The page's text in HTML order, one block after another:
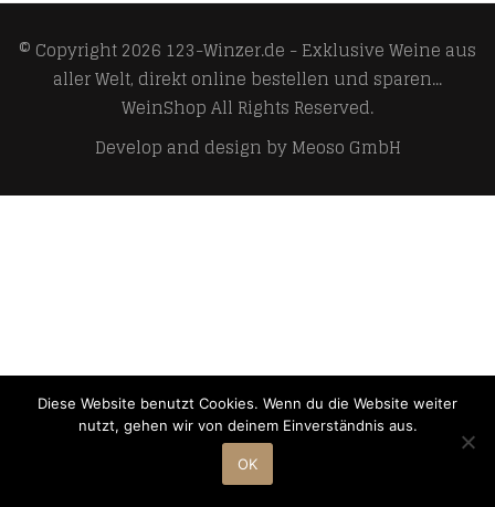
© Copyright 2026 123-Winzer.de - Exklusive Weine aus
aller Welt, direkt online bestellen und sparen...
WeinShopAll Rights Reserved.
Develop and design byMeoso GmbH
Diese Website benutzt Cookies. Wenn du die Website weiter
nutzt, gehen wir von deinem Einverständnis aus.
OK